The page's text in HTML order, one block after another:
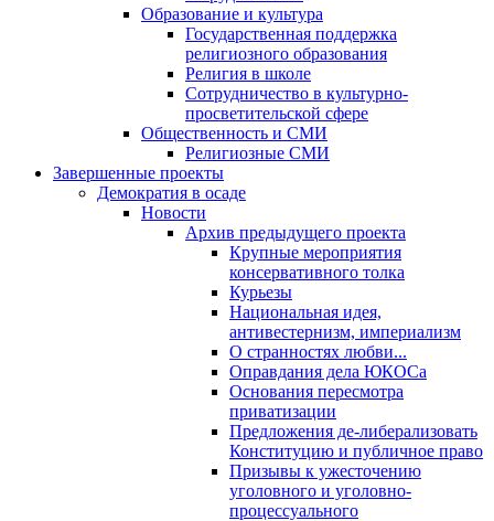
Образование и культура
Государственная поддержка
религиозного образования
Религия в школе
Сотрудничество в культурно-
просветительской сфере
Общественность и СМИ
Религиозные СМИ
Завершенные проекты
Демократия в осаде
Новости
Архив предыдущего проекта
Крупные мероприятия
консервативного толка
Курьезы
Национальная идея,
антивестернизм, империализм
О странностях любви...
Оправдания дела ЮКОСа
Основания пересмотра
приватизации
Предложения де-либерализовать
Конституцию и публичное право
Призывы к ужесточению
уголовного и уголовно-
процессуального